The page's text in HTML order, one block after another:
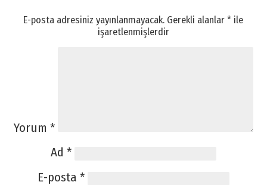
E-posta adresiniz yayınlanmayacak. Gerekli alanlar* ile
işaretlenmişlerdir
Yorum *
Ad *
E-posta *